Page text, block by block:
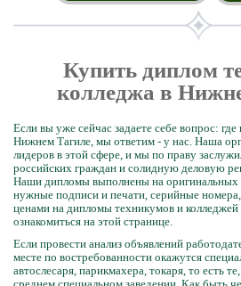
Купить диплом
колледжа в
Если вы уже сейчас задаете себе вопрос:
Нижнем Тагиле, мы ответим - у нас. Наша
лидеров в этой сфере, и мы по праву
российских граждан и солидную деловую
Наши дипломы выполнены на оригинальных
нужные подписи и печати, серийные
ценами на дипломы техникумов и
ознакомиться на этой странице.
Если провести анализ объявлений
месте по востребованности окажутся
автослесаря, парикмахера, токаря, то есть